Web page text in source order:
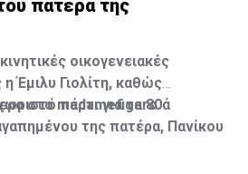
πατέρα της
οικογενειακές
Έμιλυ Γιολίτη, καθώς
πάρτι για τα 80ά
της πατέρα, Πανίκου
στο madamefigaro